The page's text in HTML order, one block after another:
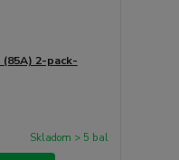
2-pack-
Skladom > 5 bal